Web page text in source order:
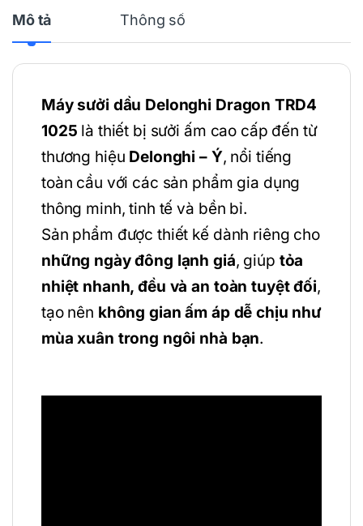
Mô tả Thông số
Máy sưởi dầu Delonghi Dragon TRD4
1025 là thiết bị sưởi ấm cao cấp đến từ
thương hiệu Delonghi – Ý, nổi tiếng
toàn cầu với các sản phẩm gia dụng
thông minh, tinh tế và bền bỉ.
Sản phẩm được thiết kế dành riêng cho
những ngày đông lạnh giá, giúp tỏa
nhiệt nhanh, đều và an toàn tuyệt đối,
tạo nên không gian ấm áp dễ chịu như
mùa xuân trong ngôi nhà bạn.